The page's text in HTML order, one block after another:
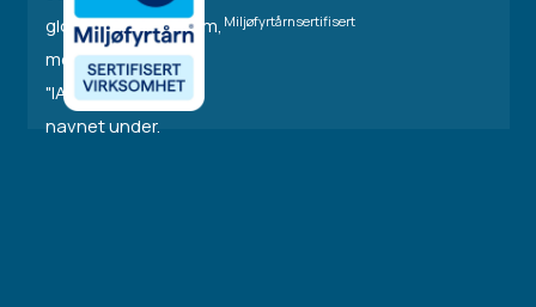
Miljøfyrtårnsertifisert